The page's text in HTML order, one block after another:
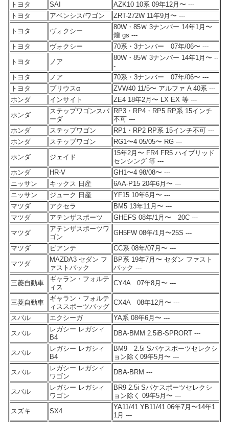
トヨタ
SAI
AZK10 10系 09年12月〜 ---
トヨタ
アベンシス/ワゴン
ZRT-272W 11年9月〜 ---
トヨタ
ヴォクシー
80W・85Ｗ 3ナンバー 14年1月〜
煌 gs ---
トヨタ
ヴォクシー
70系・3ナンバー 07年/06〜 ---
トヨタ
ノア
80W・85Ｗ 3ナンバー 14年1月〜 --
-
トヨタ
ノア
70系・3ナンバー 07年/06〜 ---
トヨタ
プリウスα
ZVW40 11/5〜 アルファ A 40系 ---
ホンダ
インサイト
ZE4 18年2月〜 LX EX 等 ---
ホンダ
ステップワゴンスパ
ーダ
RP3・RP4・RP5 RP系 15インチ
不可 ---
ホンダ
ステップワゴン
RP1・RP2 RP系 15インチ不可 ---
ホンダ
ステップワゴン
RG1〜4 05/05〜 RG ---
ホンダ
ジェイド
15年2月〜 FR4 FR5 ハイブリッド
センシング 等 ---
ホンダ
HR-V
GH1〜4 98/08〜 ---
ニッサン
キックス 日産
6AA-P15 20年6月〜 ---
ニッサン
ジューク 日産
YF15 10年6月〜 ---
マツダ
アクセラ
BM5 13年11月〜 ---
マツダ
アテンザスポーツ
GHEFS 08年/1月〜 20C ---
マツダ
アテンザスポーツワ
ゴン
GH5FW 08年/1月〜25S ---
マツダ
ビアンテ
CC系 08年/07月〜 ---
マツダ
MAZDA3 セダン フ
ァストバック
BP系 19年7月〜 セダン ファスト
バック ---
三菱自動車
ギャラン・フォルテ
ィス
CY4A 07年8月〜 ---
三菱自動車
ギャラン・フォルテ
ィススポーツバッグ
CX4A 08年12月〜 ---
スバル
エクシーガ
YA系 08年6月〜 ---
スバル
レガシー レガシィ
B4
DBA-BMM 2.5iB-SPRORT ---
スバル
レガシー レガシィ
B4
BM9 2.5i Sパケスポーツセレクシ
ョン除く09年5月〜 ---
スバル
レガシー レガシィ
ワゴン
DBA-BRM ---
スバル
レガシー レガシィ
ワゴン
BR9 2.5i Sパケスポーツセレクシ
ョン除く 09年5月〜 ---
スズキ
SX4
YA11/41 YB11/41 06年7月〜14年1
1月 ---